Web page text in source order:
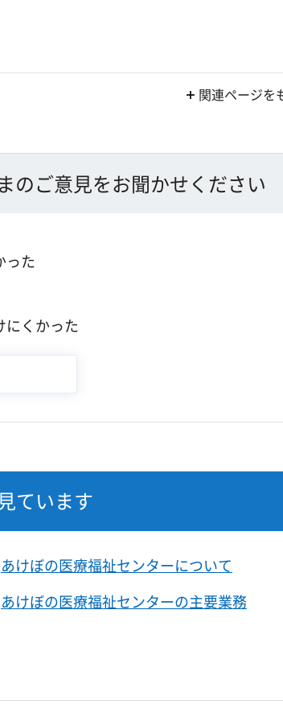
関連ページを
のご意見をお聞かせください
った
にくかった
ています
あけぼの医療福祉センターについて
あけぼの医療福祉センターの主要業務